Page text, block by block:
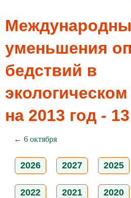
уменьшения
бедствий в
на 2013 год -
← 6 октября
2026 2027 2025
2022 2021 2020